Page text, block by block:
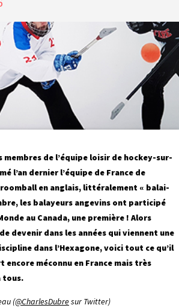
membres de l’équipe loisir de hockey-sur-
l’an dernier l’équipe de France de
en anglais, littéralement « balai-
les balayeurs angevins ont participé
au Canada, une première ! Alors
devenir dans les années qui viennent une
dans l’Hexagone, voici tout ce qu’il
méconnu en France mais très
tous.
(@CharlesDubresur Twitter)